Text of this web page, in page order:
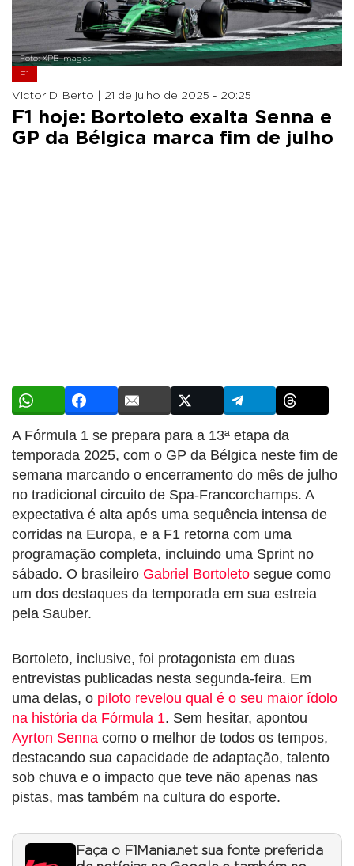
Foto: XPB Images
F1
Victor D. Berto | 21 de julho de 2025 - 20:25
F1 hoje: Bortoleto exalta Senna e
GP da Bélgica marca fim de julho
A Fórmula 1 se prepara para a 13ª etapa da
temporada 2025, com o GP da Bélgica neste fim de
semana marcando o encerramento do mês de julho
no tradicional circuito de Spa-Francorchamps. A
expectativa é alta após uma sequência intensa de
corridas na Europa, e a F1 retorna com uma
programação completa, incluindo uma Sprint no
sábado. O brasileiro Gabriel Bortoleto segue como
um dos destaques da temporada em sua estreia
pela Sauber.
Bortoleto, inclusive, foi protagonista em duas
entrevistas publicadas nesta segunda-feira. Em
uma delas, o piloto revelou qual é o seu maior ídolo
na história da Fórmula 1. Sem hesitar, apontou
Ayrton Senna como o melhor de todos os tempos,
destacando sua capacidade de adaptação, talento
sob chuva e o impacto que teve não apenas nas
pistas, mas também na cultura do esporte.
Faça o F1Mania.net sua fonte preferida